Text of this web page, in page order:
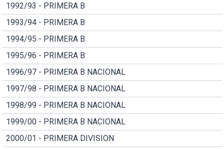
1992/93 - PRIMERA B
1993/94 - PRIMERA B
1994/95 - PRIMERA B
1995/96 - PRIMERA B
1996/97 - PRIMERA B NACIONAL
1997/98 - PRIMERA B NACIONAL
1998/99 - PRIMERA B NACIONAL
1999/00 - PRIMERA B NACIONAL
2000/01 - PRIMERA DIVISION